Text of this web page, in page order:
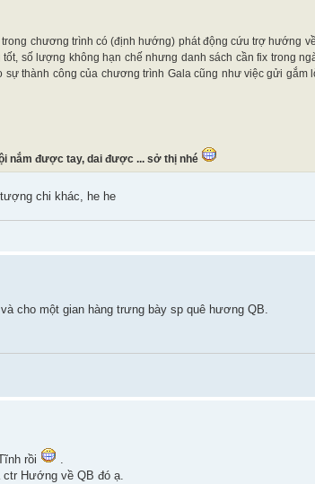
chương trình có (định hướng) phát động cứu trợ hướng
số lượng không hạn chế nhưng danh sách cần fix trong
thành công của chương trình Gala cũng như việc gửi gắm
nắm được tay, dai được ... sở thị nhé
chi khác, he he
cho một gian hàng trưng bày sp quê hương QB.
rồi
.
ctr Hướng về QB đó ạ.